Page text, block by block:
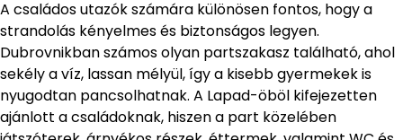
A családos utazók számára különösen fontos, hogy a
strandolás kényelmes és biztonságos legyen.
Dubrovnikban számos olyan partszakasz található, ahol
sekély a víz, lassan mélyül, így a kisebb gyermekek is
nyugodtan pancsolhatnak. A Lapad-öböl kifejezetten
ajánlott a családoknak, hiszen a part közelében